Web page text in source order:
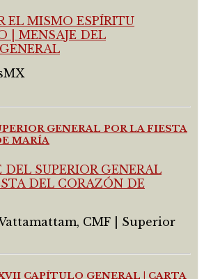
GENERAL POR LA FIESTA
MARÍA
CMF | Superior
CAPÍTULO GENERAL | CARTA